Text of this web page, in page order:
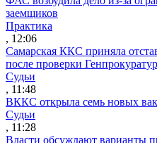
заемщиков
Практика
, 12:06
Самарская ККС приняла
после проверки
Судьи
, 11:48
ВККС открыла семь новых
Судьи
, 11:28
Власти обсуждают варианты